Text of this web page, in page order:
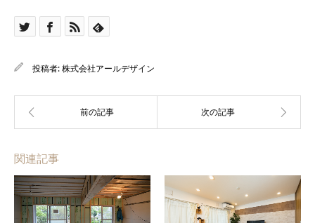
投稿者:株式会社アールデザイン
関連記事